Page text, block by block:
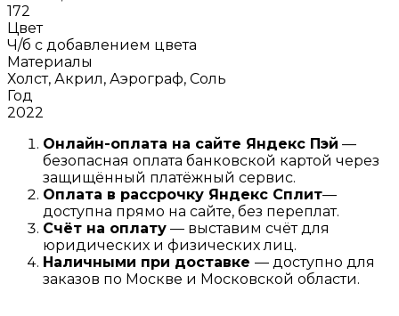
172
Цвет
Ч/б с добавлением цвета
Материалы
Холст, Акрил, Аэрограф, Соль
Год
2022
Онлайн-оплата на сайте Яндекс Пэй —
безопасная оплата банковской картой через
защищённый платёжный сервис.
Оплата в рассрочку Яндекс Сплит—
доступна прямо на сайте, без переплат.
Счёт на оплату — выставим счёт для
юридических и физических лиц.
Наличными при доставке — доступно для
заказов по Москве и Московской области.